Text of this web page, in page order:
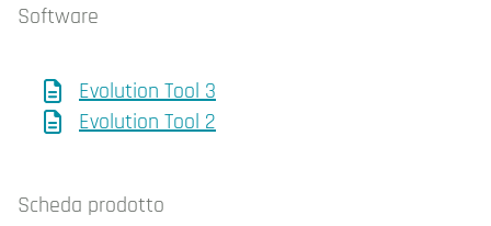
Software
Evolution Tool 3
Evolution Tool 2
Scheda prodotto